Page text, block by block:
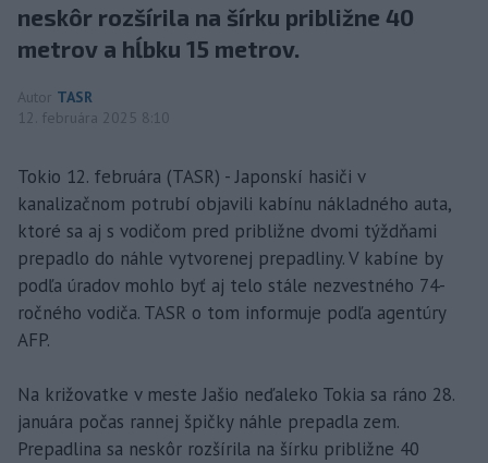
neskôr rozšírila na šírku približne 40
metrov a hĺbku 15 metrov.
Autor TASR
12. februára 2025 8:10
Tokio 12. februára (TASR) - Japonskí hasiči v
kanalizačnom potrubí objavili kabínu nákladného auta,
ktoré sa aj s vodičom pred približne dvomi týždňami
prepadlo do náhle vytvorenej prepadliny. V kabíne by
podľa úradov mohlo byť aj telo stále nezvestného 74-
ročného vodiča. TASR o tom informuje podľa agentúry
AFP.
Na križovatke v meste Jašio neďaleko Tokia sa ráno 28.
januára počas rannej špičky náhle prepadla zem.
Prepadlina sa neskôr rozšírila na šírku približne 40